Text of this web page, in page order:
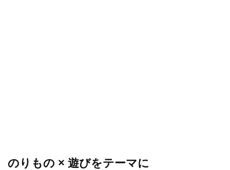
のりもの × 遊びをテーマに